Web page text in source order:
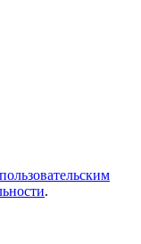
пользовательским
.